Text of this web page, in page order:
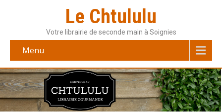
Le Chtululu
Votre librairie de seconde main à Soignies
Menu